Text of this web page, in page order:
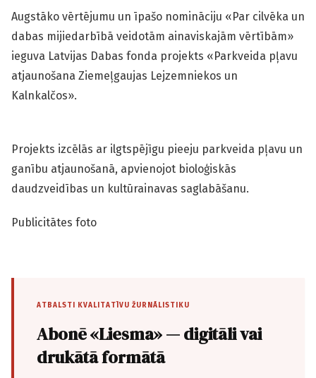
Augstāko vērtējumu un īpašo nomināciju «Par cilvēka un
dabas mijiedarbībā veidotām ainaviskajām vērtībām»
ieguva Latvijas Dabas fonda projekts «Parkveida pļavu
atjaunošana Ziemeļgaujas Lejzemniekos un
Kalnkalčos».
Projekts izcēlās ar ilgtspējīgu pieeju parkveida pļavu un
ganību atjaunošanā, apvienojot bioloģiskās
daudzveidības un kultūrainavas saglabāšanu.
Publicitātes foto
ATBALSTI KVALITATĪVU ŽURNĀLISTIKU
Abonē «Liesma» — digitāli vai
drukātā formātā